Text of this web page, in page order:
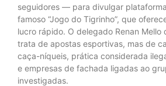
seguidores — para divulgar
famoso “Jogo do Tigrinho”, que
lucro rápido. O delegado Renan Mello
trata de apostas esportivas, mas de
caça-níqueis, prática considerada
e empresas de fachada ligadas ao
investigadas.